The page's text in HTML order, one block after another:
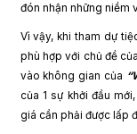
đón nhận những niềm
Vì vậy, khi tham dự
phù hợp với chủ đề
vào không gian của
của 1 sự khởi đầu
giá cần phải được lấp